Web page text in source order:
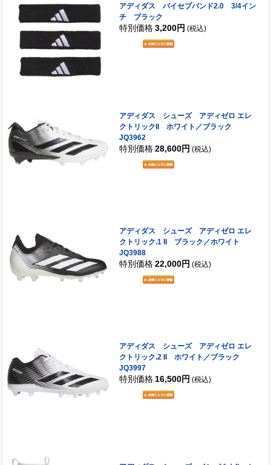
アディダス バイセプバンド2.0 3/4イン
チ ブラック
特別価格 3,200円 (税込)
アディダス シューズ アディゼロ エレ
クトリックII ホワイト／ブラック
JQ3962
特別価格 28,600円 (税込)
アディダス シューズ アディゼロ エレ
クトリック.1 II ブラック／ホワイト
JQ3988
特別価格 22,000円 (税込)
アディダス シューズ アディゼロ エレ
クトリック.2 II ホワイト／ブラック
JQ3997
特別価格 16,500円 (税込)